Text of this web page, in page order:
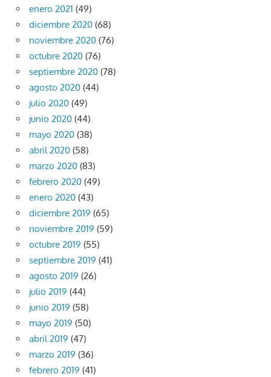
enero 2021 (49)
diciembre 2020 (68)
noviembre 2020 (76)
octubre 2020 (76)
septiembre 2020 (78)
agosto 2020 (44)
julio 2020 (49)
junio 2020 (44)
mayo 2020 (38)
abril 2020 (58)
marzo 2020 (83)
febrero 2020 (49)
enero 2020 (43)
diciembre 2019 (65)
noviembre 2019 (59)
octubre 2019 (55)
septiembre 2019 (41)
agosto 2019 (26)
julio 2019 (44)
junio 2019 (58)
mayo 2019 (50)
abril 2019 (47)
marzo 2019 (36)
febrero 2019 (41)